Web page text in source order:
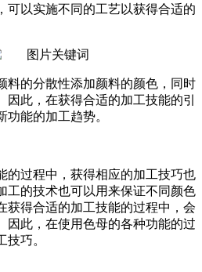
可以实施不同的工艺以获得合适的
料的分散性添加颜料的颜色，同时
此，在获得合适的加工技能的引
功能的加工趋势。
的过程中，获得相应的加工技巧也
工的技术也可以用来保证不同颜色
获得合适的加工技能的过程中，会
因此，在使用色母的各种功能的过
巧。